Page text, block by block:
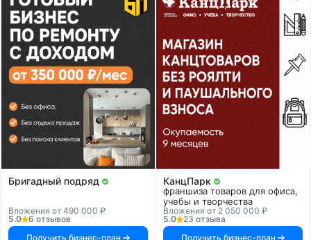
Бригадный подряд
Вложения от 490 000 ₽
5.0
6 отзывов
Получить бизнес-план
КанцПарк
франшиза товаров для офиса,
учебы и творчества
Вложения от 2 050 000 ₽
5.0
23 отзыва
Получить бизнес-план